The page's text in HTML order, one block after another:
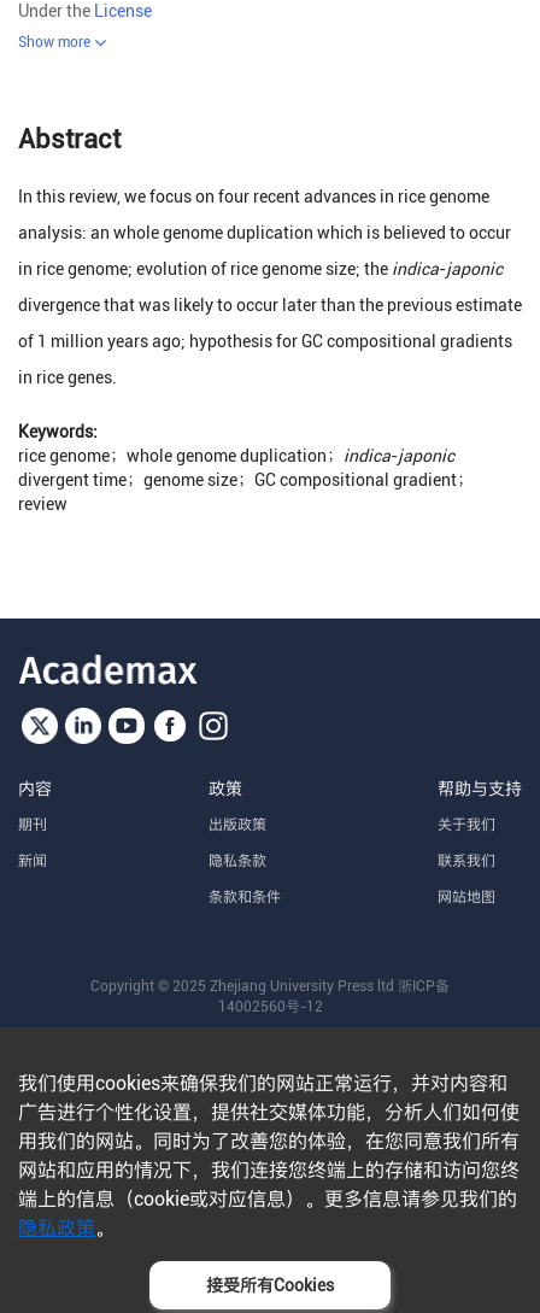
Under the License
Show more
Abstract
In this review, we focus on four recent advances in rice genome
analysis: an whole genome duplication which is believed to occur
in rice genome; evolution of rice genome size; the indica-japonic
divergence that was likely to occur later than the previous estimate
of 1 million years ago; hypothesis for GC compositional gradients
in rice genes.
Keywords:
rice genome； whole genome duplication； indica-japonic
divergent time； genome size； GC compositional gradient；
review
内容
期刊
新闻
政策
出版政策
隐私条款
条款和条件
帮助与支持
关于我们
联系我们
网站地图
Copyright © 2025 Zhejiang University Press ltd 浙ICP备
14002560号-12
我们使用cookies来确保我们的网站正常运行，并对内容和
广告进行个性化设置，提供社交媒体功能，分析人们如何使
用我们的网站。同时为了改善您的体验，在您同意我们所有
网站和应用的情况下，我们连接您终端上的存储和访问您终
端上的信息（cookie或对应信息）。更多信息请参见我们的
隐私政策。
接受所有Cookies